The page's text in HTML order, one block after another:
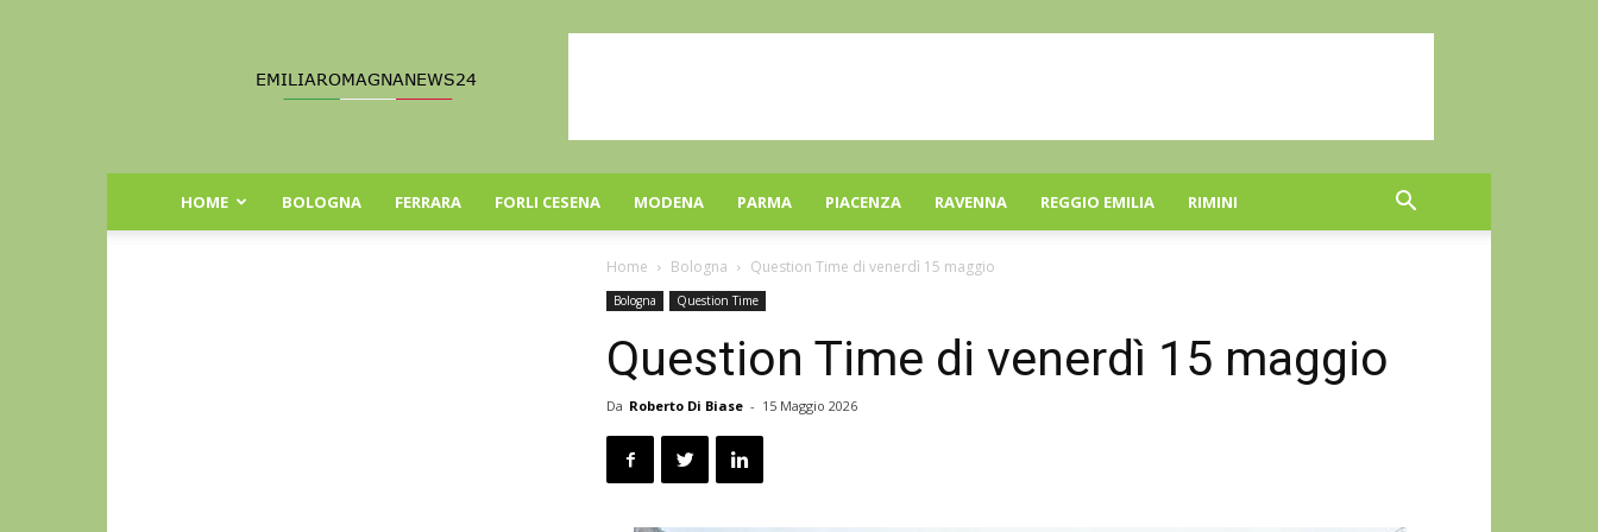
Romagna
HOME BOLOGNA FERRARA FORLI CESENA MODENA PARMA PIACENZA RAVENNA REGGIO EMILIA RIMINI
Home Bologna Question Time di venerdì 15 maggio
Bologna Question Time
Question Time di venerdì 15 maggio
Da Roberto Di Biase - 15 Maggio 2026